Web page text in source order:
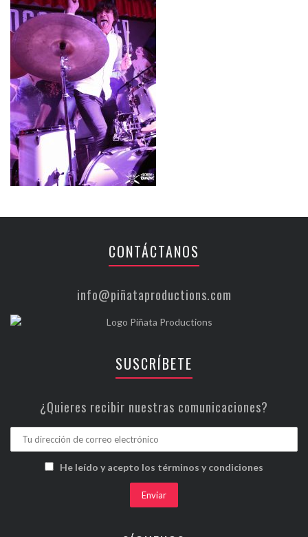
CONTÁCTANOS
info@piñataproductions.com
SUSCRÍBETE
¿Quieres recibir nuestras comunicaciones?
He leído y acepto los términos y condiciones